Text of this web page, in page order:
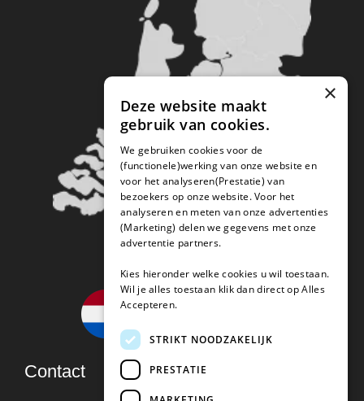
Contact
×
Deze website maakt
gebruik van cookies.
We gebruiken cookies voor de
(functionele)werking van onze website en
voor het analyseren(Prestatie) van
bezoekers op onze website. Voor het
analyseren en meten van onze advertenties
(Marketing) delen we gegevens met onze
advertentie partners.
Kies hieronder welke cookies u wil toestaan.
Wil je alles toestaan klik dan direct op Alles
Accepteren.
STRIKT NOODZAKELIJK
PRESTATIE